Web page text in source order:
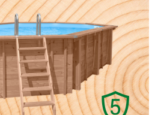
الفوائد الرئيسية معدات إضافية